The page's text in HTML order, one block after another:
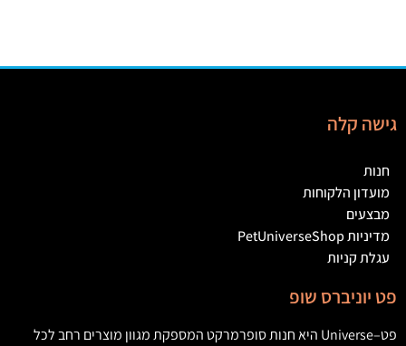
גישה קלה
חנות
מועדון הלקוחות
מבצעים
מדיניות PetUniverseShop
עגלת קניות
פט יוניברס שופ
פט–
Universe היא חנות סופרמרקט המספקת מגוון מוצרים רחב לכל